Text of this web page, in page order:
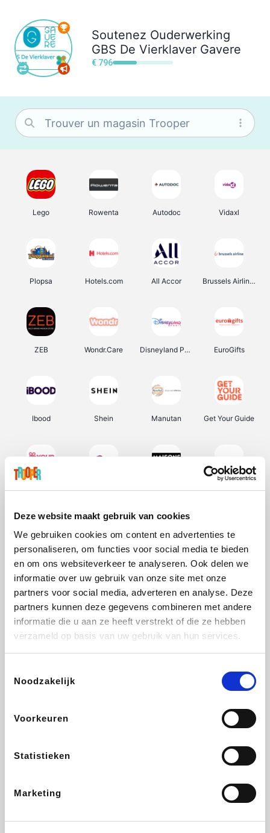
Deze website maakt gebruik van cookies
We gebruiken cookies om content en advertenties te
personaliseren, om functies voor social media te bieden
en om ons websiteverkeer te analyseren. Ook delen we
informatie over uw gebruik van onze site met onze
partners voor social media, adverteren en analyse. Deze
partners kunnen deze gegevens combineren met andere
informatie die u aan ze heeft verstrekt of die ze hebben
verzameld op basis van uw gebruik van hun services.
Noodzakelijk
Voorkeuren
Statistieken
Marketing
Soutenez Ouderwerking
GBS De Vierklaver Gavere
€ 796
Lego Rowenta Autodoc Vidaxl
Plopsa Hotels.com All Accor Brussels Airlines
ZEB Wondr.Care Disneyland Paris EuroGifts
Ibood Shein Manutan Get Your Guide
Weekendesk Sarenza Schiesser Interhome
Lufthansa
CheapTickets.be DeubaXXL